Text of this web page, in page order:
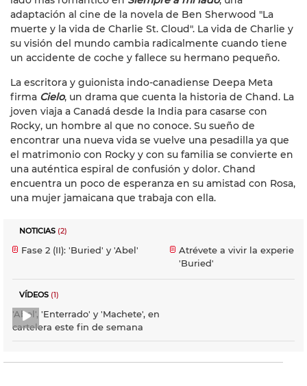
adaptación al cine de la novela de Ben Sherwood "La
muerte y la vida de Charlie St. Cloud". La vida de Charlie y
su visión del mundo cambia radicalmente cuando tiene
un accidente de coche y fallece su hermano pequeño.
La escritora y guionista indo-canadiense Deepa Meta
firma Cielo, un drama que cuenta la historia de Chand. La
joven viaja a Canadá desde la India para casarse con
Rocky, un hombre al que no conoce. Su sueño de
encontrar una nueva vida se vuelve una pesadilla ya que
el matrimonio con Rocky y con su familia se convierte en
una auténtica espiral de confusión y dolor. Chand
encuentra un poco de esperanza en su amistad con Rosa,
una mujer jamaicana que trabaja con ella.
NOTICIAS (2)
Fase 2 (II): 'Buried' y 'Abel'
Atrévete a vivir la
'Buried'
VÍDEOS (1)
'Abel', 'Enterrado' y 'Machete', en
cartelera este fin de semana